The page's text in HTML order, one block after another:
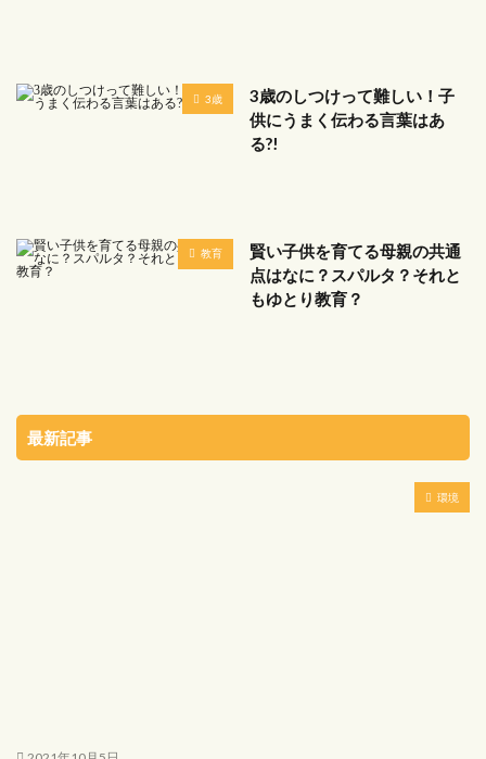
3歳
3歳のしつけって難しい！子
供にうまく伝わる言葉はあ
る?!
教育
賢い子供を育てる母親の共通
点はなに？スパルタ？それと
もゆとり教育？
最新記事
環境